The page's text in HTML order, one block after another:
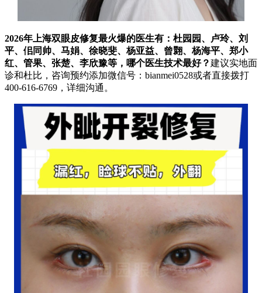
2026年上海双眼皮修复最火爆的医生有：杜园园、卢玲、刘
平、佀同帅、马娟、徐晓斐、杨亚益、曾翾、杨海平、郑小
红、管果、张楚、李欣豫等，哪个医生技术最好？建议实地面
诊和杜比，咨询预约添加微信号：bianmei0528或者直接拨打
400-616-6769，详细沟通。